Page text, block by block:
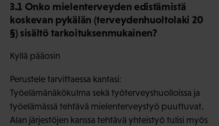
3.1 Onko mielenterveyden edistämistä
koskevan pykälän (terveydenhuoltolaki 20
§) sisältö tarkoituksenmukainen?
Kyllä pääosin
Perustele tarvittaessa kantasi:
Työelämänäkökulma sekä työterveyshuolloissa ja
työelämässä tehtävä mielenterveystyö puuttuvat.
Alan järjestöjen kanssa tehtävä yhteistyö tulisi myös